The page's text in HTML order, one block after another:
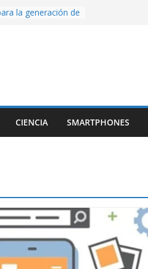
la generación de
con Inteligencia
una app
una
CIENCIA SMARTPHONES